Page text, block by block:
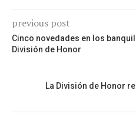
previous post
Cinco novedades en los
División de Honor
La División de Honor